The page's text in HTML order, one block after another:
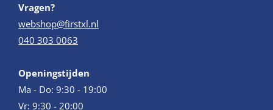
Vragen?
webshop@firstxl.nl
040 303 0063
Openingstijden
Ma - Do: 9:30 - 19:00
Vr: 9:30 - 20:00